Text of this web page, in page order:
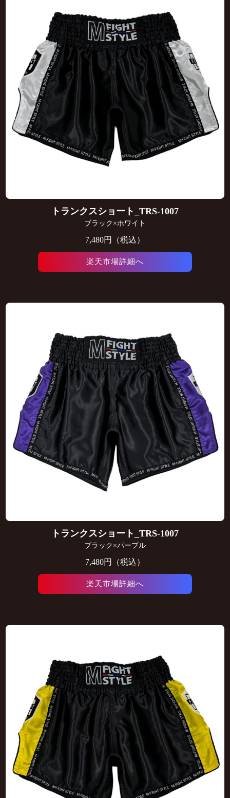
トランクスショート_TRS-1007
ブラック×ホワイト
7,480円（税込）
楽天市場詳細へ
トランクスショート_TRS-1007
ブラック×パープル
7,480円（税込）
楽天市場詳細へ